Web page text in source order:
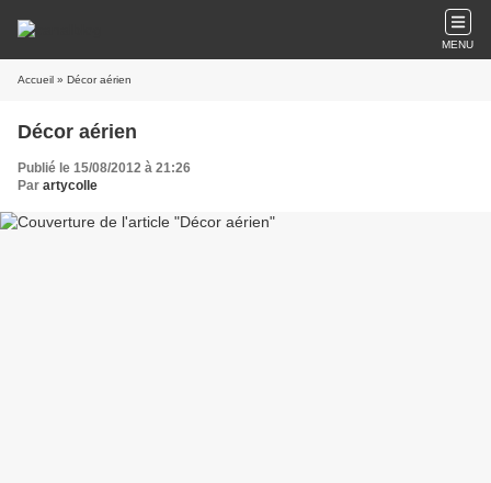
MENU
Accueil » Décor aérien
Décor aérien
Publié le 15/08/2012 à 21:26
Par artycolle